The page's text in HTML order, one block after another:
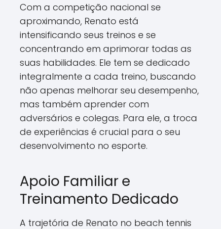
Com a competição nacional se
aproximando, Renato está
intensificando seus treinos e se
concentrando em aprimorar todas as
suas habilidades. Ele tem se dedicado
integralmente a cada treino, buscando
não apenas melhorar seu desempenho,
mas também aprender com
adversários e colegas. Para ele, a troca
de experiências é crucial para o seu
desenvolvimento no esporte.
Apoio Familiar e
Treinamento Dedicado
A trajetória de Renato no beach tennis